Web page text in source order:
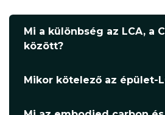
Mi a különbség az LCA, a
között?
Mikor kötelező az épület-